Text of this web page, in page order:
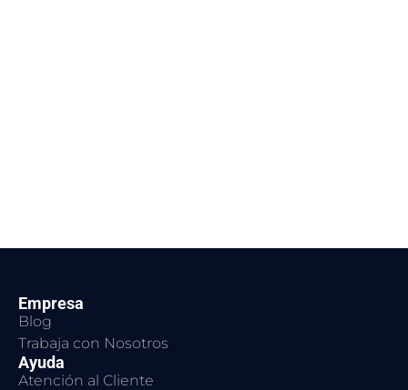
Empresa
Blog
Trabaja con Nosotros
Ayuda
Atención al Cliente